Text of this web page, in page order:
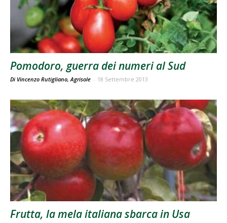
Pomodoro, guerra dei numeri al Sud
Di Vincenzo Rutigliano, Agrisole - 18 Settembre 2013
Frutta, la mela italiana sbarca in Usa